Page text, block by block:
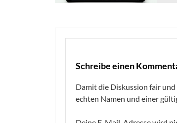
Schreibe einen
Damit die Diskussion fair
echten Namen und einer